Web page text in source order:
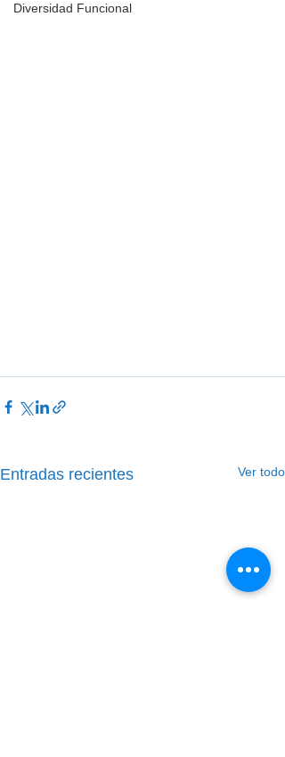
Diversidad Funcional
Entradas recientes Ver todo